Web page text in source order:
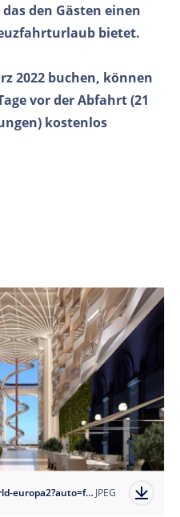
den Gästen einen
bietet.
2022 buchen, können
vor der Abfahrt (21
kostenlos
1633469322-promenade-msc-world-europa2?auto=format JPEG